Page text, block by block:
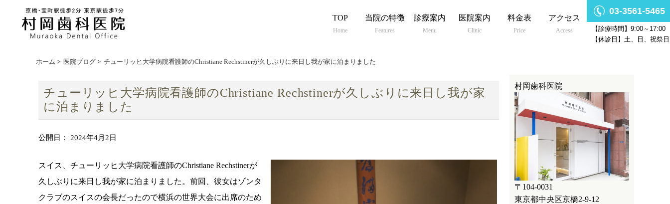
TOP
Home
当院の特徴
Features
診療案内
Menu
医院案内
Clinic
料金表
Price
アクセス
Access
03-3561-5465
【診療時間】9:00～17:00
【休診日】土、日、祝祭日
ホーム > 医院ブログ > チューリッヒ大学病院看護師のChristiane Rechstinerが久しぶりに来日し我が家に泊まりました
チューリッヒ大学病院看護師のChristiane Rechstinerが久しぶりに来日し我が家
に泊まりました
公開日： 2024年4月2日
スイス、チューリッヒ大学病院看護師のChristiane Rechstinerが
久しぶりに来日し我が家に泊まりました。前回、彼女はゾンタ
クラブのスイスの会長だったので横浜の世界大会に出席のため
村岡歯科医院
〒104-0031
東京都中央区京橋2-9-12